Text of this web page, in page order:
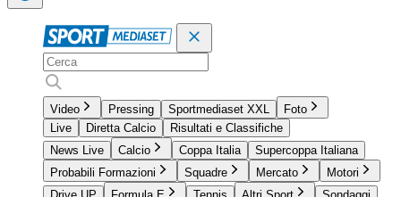
Video Pressing Sportmediaset XXL
Foto
Live
Diretta Calcio
Risultati e Classifiche
News Live
Calcio Coppa Italia
Supercoppa Italiana
Probabili Formazioni
Squadre Mercato
Motori